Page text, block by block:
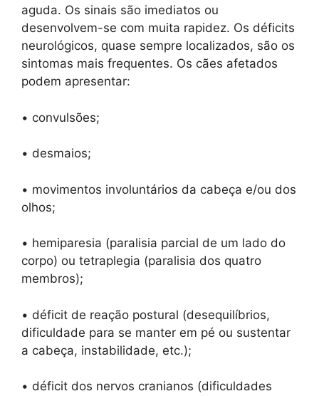
aguda. Os sinais são imediatos ou
desenvolvem-se com muita rapidez. Os déficits
neurológicos, quase sempre localizados, são os
sintomas mais frequentes. Os cães afetados
podem apresentar:
• convulsões;
• desmaios;
• movimentos involuntários da cabeça e/ou dos
olhos;
• hemiparesia (paralisia parcial de um lado do
corpo) ou tetraplegia (paralisia dos quatro
membros);
• déficit de reação postural (desequilíbrios,
dificuldade para se manter em pé ou sustentar
a cabeça, instabilidade, etc.);
• déficit dos nervos cranianos (dificuldades